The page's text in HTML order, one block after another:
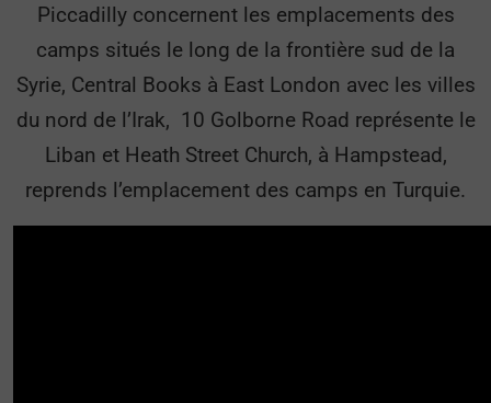
Piccadilly concernent les emplacements des
camps situés le long de la frontière sud de la
Syrie, Central Books à East London avec les villes
du nord de l’Irak, 10 Golborne Road représente le
Liban et Heath Street Church, à Hampstead,
reprends l’emplacement des camps en Turquie.